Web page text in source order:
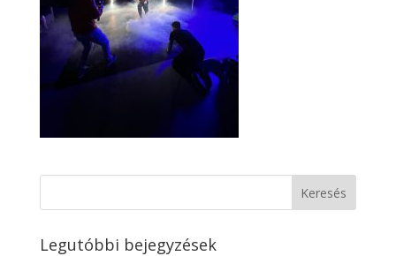
Legutóbbi bejegyzések